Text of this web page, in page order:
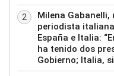
2
Milena Gabanelli,
periodista
España e Italia:
ha tenido dos
Gobierno; Italia,